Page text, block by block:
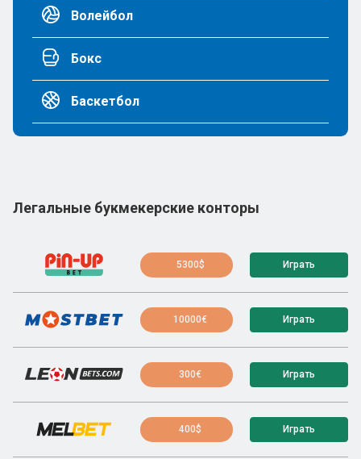
Волейбол
Бокс
Баскетбол
Легальные букмекерские конторы
5300$ Играть
10000€ Играть
300€ Играть
400$ Играть